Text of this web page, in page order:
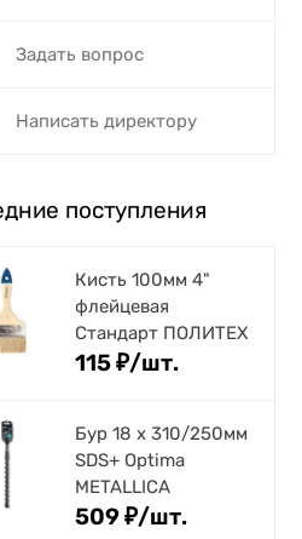
Задать вопрос
Написать директору
поступления
Кисть 100мм 4"
флейцевая
Стандарт ПОЛИТЕХ
115₽/шт.
Бур 18 х 310/250мм
SDS+ Optima
METALLICA
509₽/шт.